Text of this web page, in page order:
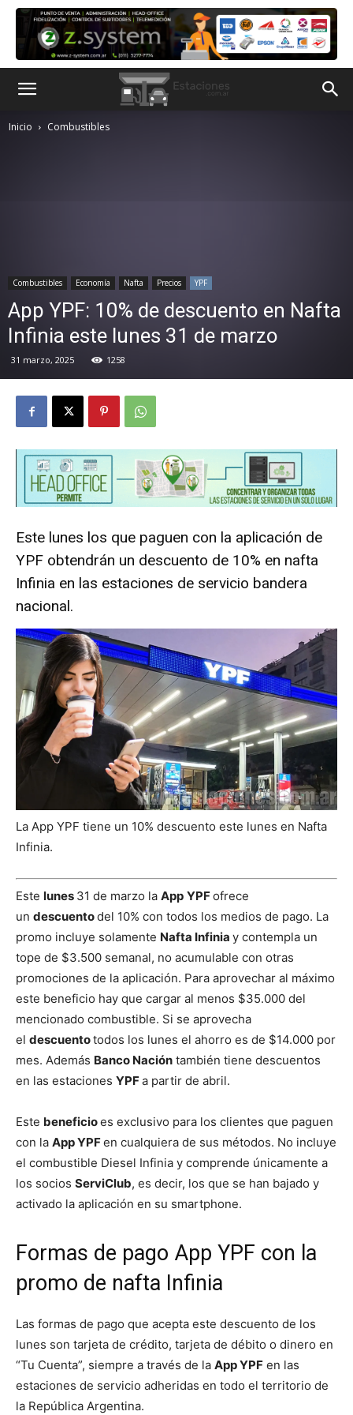
Inicio Combustibles
Combustibles Economía Nafta Precios YPF
App YPF: 10% de descuento en Nafta
Infinia este lunes 31 de marzo
31 marzo, 2025 1258
Este lunes los que paguen con la aplicación de
YPF obtendrán un descuento de 10% en nafta
Infinia en las estaciones de servicio bandera
nacional.
La App YPF tiene un 10% descuento este lunes en Nafta
Infinia.
Este lunes 31 de marzo la App YPFofrece
un descuentodel 10% con todos los medios de pago. La
promo incluye solamente Nafta Infinia y contempla un
tope de $3.500 semanal, no acumulable con otras
promociones de la aplicación. Para aprovechar al máximo
este beneficio hay que cargar al menos $35.000 del
mencionado combustible. Si se aprovecha
el descuentotodos los lunes el ahorro es de $14.000 por
mes. Además Banco Nación también tiene descuentos
en las estaciones YPFa partir de abril.
Este beneficioes exclusivo para los clientes que paguen
con la App YPFen cualquiera de sus métodos. No incluye
el combustible Diesel Infinia y comprende únicamente a
los socios ServiClub, es decir, los que se han bajado y
activado la aplicación en su smartphone.
Formas de pago App YPF con la
promo de nafta Infinia
Las formas de pago que acepta este descuento de los
lunes son tarjeta de crédito, tarjeta de débito o dinero en
“Tu Cuenta”, siempre a través de la App YPF en las
estaciones de servicio adheridas en todo el territorio de
la República Argentina.